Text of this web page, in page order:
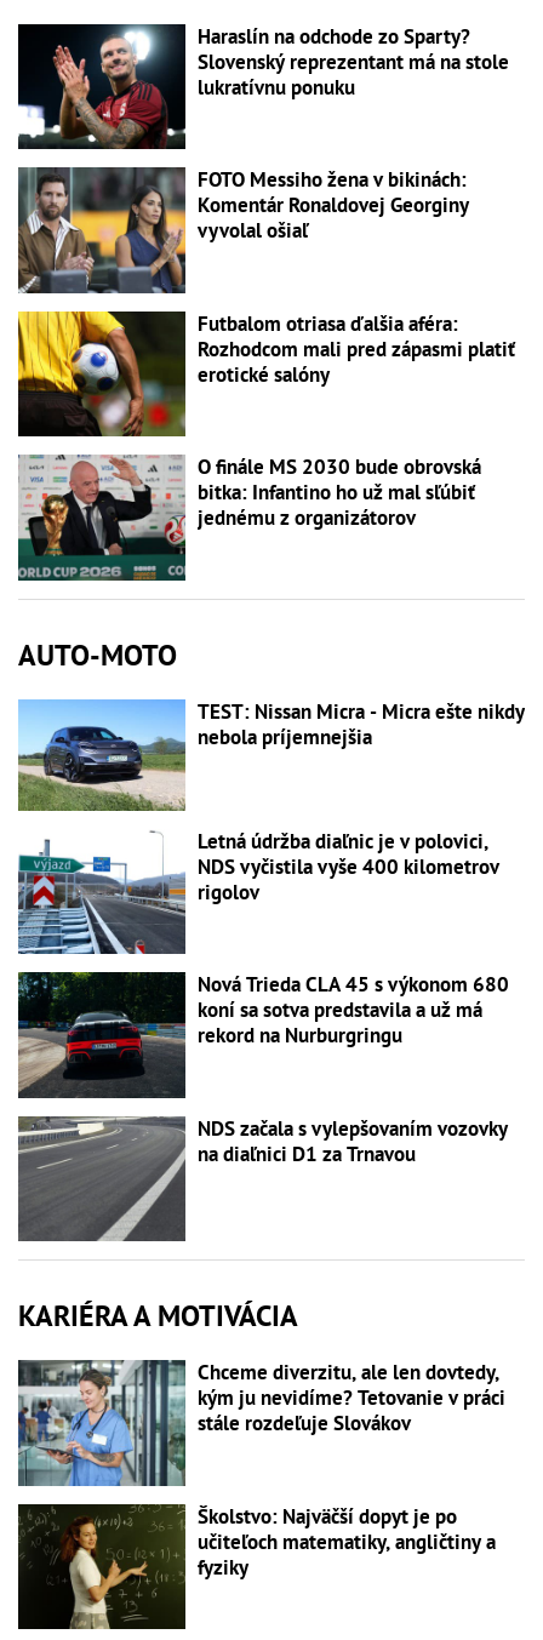
Haraslín na odchode zo Sparty?
Slovenský reprezentant má na stole
lukratívnu ponuku
FOTO Messiho žena v bikinách:
Komentár Ronaldovej Georginy
vyvolal ošiaľ
Futbalom otriasa ďalšia aféra:
Rozhodcom mali pred zápasmi platiť
erotické salóny
O finále MS 2030 bude obrovská
bitka: Infantino ho už mal sľúbiť
jednému z organizátorov
AUTO-MOTO
TEST: Nissan Micra - Micra ešte nikdy
nebola príjemnejšia
Letná údržba diaľnic je v polovici,
NDS vyčistila vyše 400 kilometrov
rigolov
Nová Trieda CLA 45 s výkonom 680
koní sa sotva predstavila a už má
rekord na Nurburgringu
NDS začala s vylepšovaním vozovky
na diaľnici D1 za Trnavou
KARIÉRA A MOTIVÁCIA
Chceme diverzitu, ale len dovtedy,
kým ju nevidíme? Tetovanie v práci
stále rozdeľuje Slovákov
Školstvo: Najväčší dopyt je po
učiteľoch matematiky, angličtiny a
fyziky